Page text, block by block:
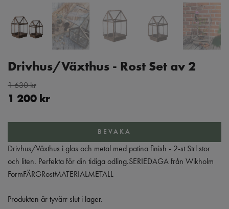
Drivhus/Växthus - Rost Set av 2
1 630 kr
1 200 kr
BEVAKA
Drivhus/Växthus i glas och metal med patina finish - 2-st Strl stor
och liten. Perfekta för din tidiga odling.SERIEDAGA från Wikholm
FormFÄRGRostMATERIALMETALL
Produkten är tyvärr slut i lager.